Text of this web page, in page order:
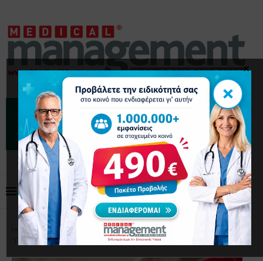
Home Επικαιρότητα
Συνεχίζεται το πρόγραμμα
“ΠΡΟΛΑΜΒΑΝΩ” – Σε νέα φάση από 1η Σεπτεμβρίου
×
×